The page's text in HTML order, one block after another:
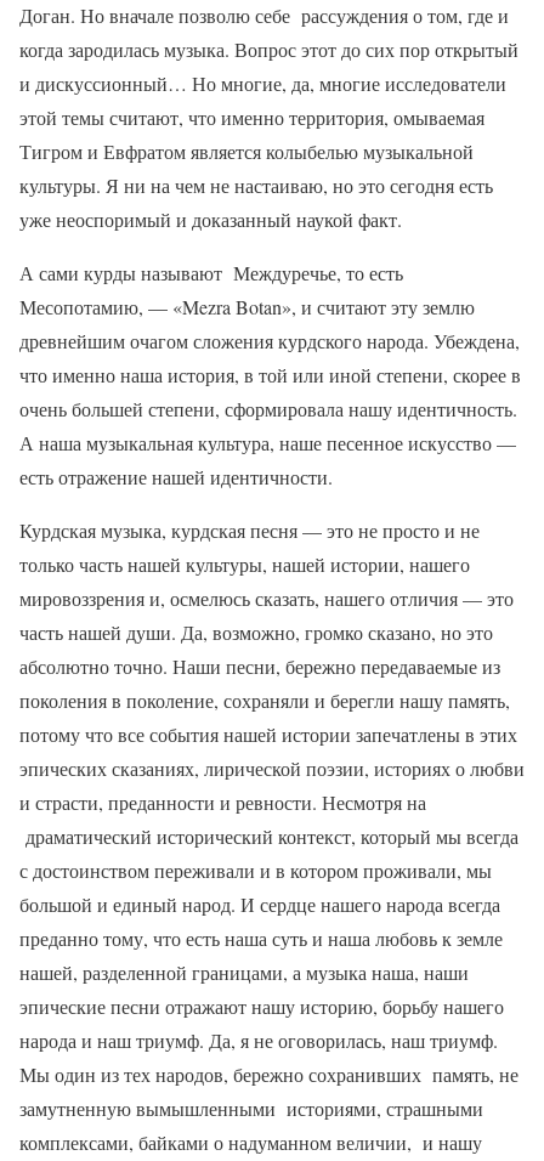
Доган. Но вначале позволю себе рассуждения о том, где и
когда зародилась музыка. Вопрос этот до сих пор открытый
и дискуссионный… Но многие, да, многие исследователи
этой темы считают, что именно территория, омываемая
Тигром и Евфратом является колыбелью музыкальной
культуры. Я ни на чем не настаиваю, но это сегодня есть
уже неоспоримый и доказанный наукой факт.
А сами курды называют Междуречье, то есть
Месопотамию, — «Mezra Botan», и считают эту землю
древнейшим очагом сложения курдского народа. Убеждена,
что именно наша история, в той или иной степени, скорее в
очень большей степени, сформировала нашу идентичность.
А наша музыкальная культура, наше песенное искусство —
есть отражение нашей идентичности.
Курдская музыка, курдская песня — это не просто и не
только часть нашей культуры, нашей истории, нашего
мировоззрения и, осмелюсь сказать, нашего отличия — это
часть нашей души. Да, возможно, громко сказано, но это
абсолютно точно. Наши песни, бережно передаваемые из
поколения в поколение, сохраняли и берегли нашу память,
потому что все события нашей истории запечатлены в этих
эпических сказаниях, лирической поэзии, историях о любви
и страсти, преданности и ревности. Несмотря на
драматический исторический контекст, который мы всегда
с достоинством переживали и в котором проживали, мы
большой и единый народ. И сердце нашего народа всегда
преданно тому, что есть наша суть и наша любовь к земле
нашей, разделенной границами, а музыка наша, наши
эпические песни отражают нашу историю, борьбу нашего
народа и наш триумф. Да, я не оговорилась, наш триумф.
Мы один из тех народов, бережно сохранивших память, не
замутненную вымышленными историями, страшными
комплексами, байками о надуманном величии, и нашу